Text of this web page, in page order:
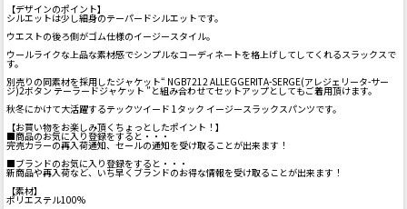
【デザインのポイント】
シルエットは少し細身のテーパードシルエットです。
ウエストの後ろ側がゴム仕様のイージースタイル。
ウールライクな上品な素材感でシンプルなコーディネートを格上げしてしてくれるスラックスで
す。
別売りの同素材を採用したジャケット“ NGB7212 ALLEGGERITA-SERGE(アレジェリータ-サー
ジ)2ボタン テーラードジャケット ”と組み合わせてセットアップとしてもご着用頂けます。
秋冬にかけて大活躍するテックツイード 1タック イージースラックスパンツです。
【お買い物をお楽しみ頂くちょっとしたポイント！】
■商品のお気に入り登録をすると・・・
完売カラーの再入荷通知、セールの通知を受け取ることが出来ます！
■ブランドのお気に入り登録をすると・・・
新商品や再入荷など、いち早くブランドのお得な情報を受け取ることが出来ます！
【素材】
ポリエステル100%